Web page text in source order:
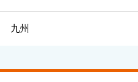
千葉
福井
大阪
香川
鳥取
九州